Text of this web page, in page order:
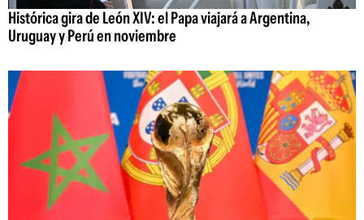
Histórica gira de León XIV: el Papa viajará a Argentina,
Uruguay y Perú en noviembre